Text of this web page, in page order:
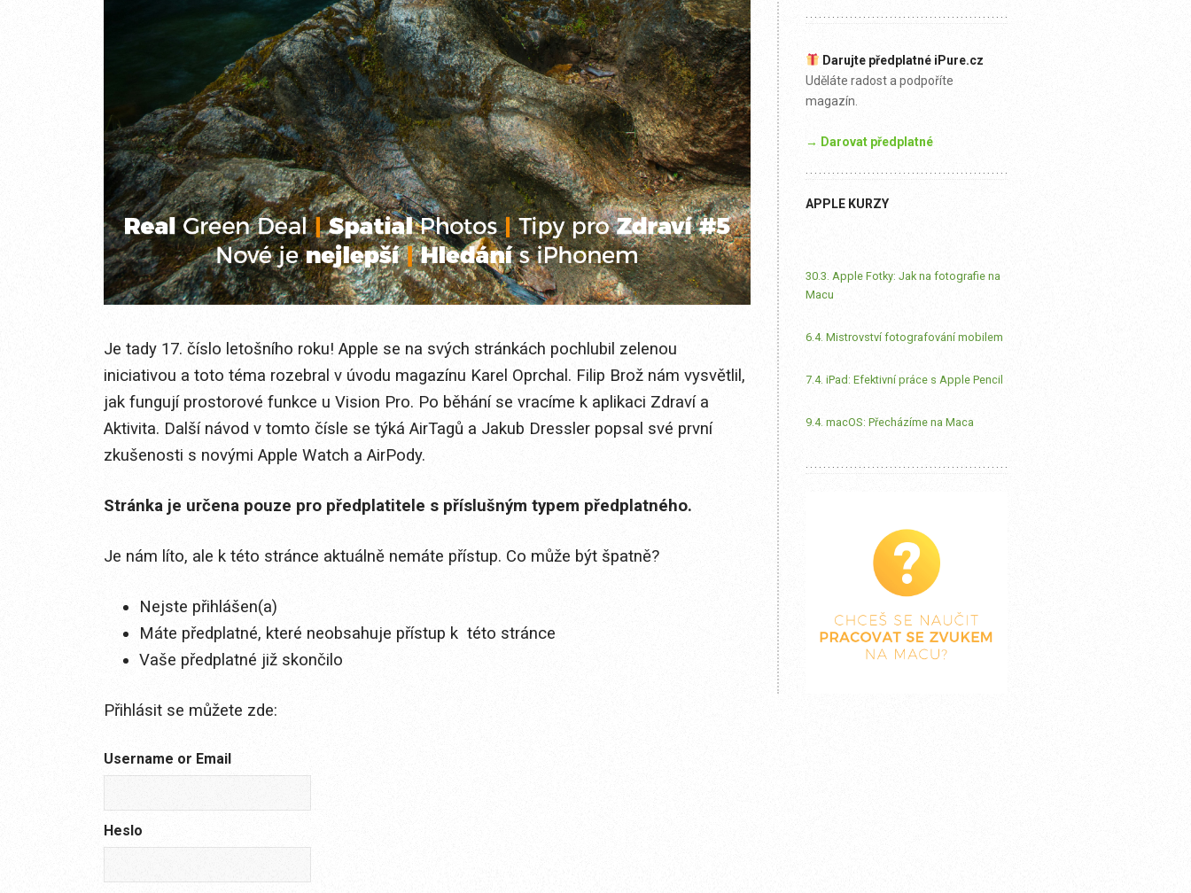
Je tady 17. číslo letošního roku! Apple se na svých stránkách pochlubil zelenou
iniciativou a toto téma rozebral v úvodu magazínu Karel Oprchal. Filip Brož nám vysvětlil,
jak fungují prostorové funkce u Vision Pro. Po běhání se vracíme k aplikaci Zdraví a
Aktivita. Další návod v tomto čísle se týká AirTagů a Jakub Dressler popsal své první
zkušenosti s novými Apple Watch a AirPody.
Stránka je určena pouze pro předplatitele s příslušným typem předplatného.
Je nám líto, ale k této stránce aktuálně nemáte přístup. Co může být špatně?
Nejste přihlášen(a)
Máte předplatné, které neobsahuje přístup k této stránce
Vaše předplatné již skončilo
Přihlásit se můžete zde:
Username or Email
Heslo
Darujte předplatné iPure.cz
Uděláte radost a podpoříte
magazín.
→ Darovat předplatné
APPLE KURZY
30.3. Apple Fotky: Jak na fotografie na
Macu
6.4. Mistrovství fotografování mobilem
7.4. iPad: Efektivní práce s Apple Pencil
9.4. macOS: Přecházíme na Maca